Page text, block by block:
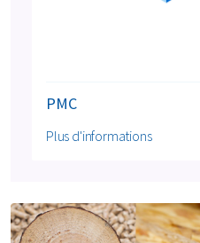
PMC
Plus d'informations